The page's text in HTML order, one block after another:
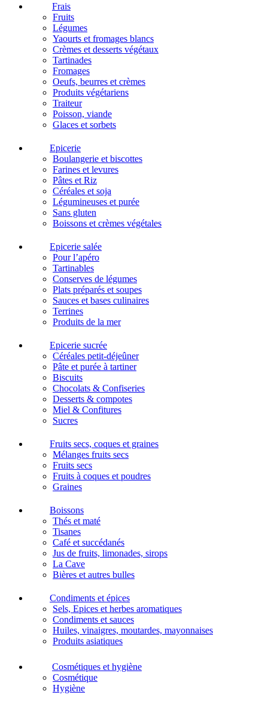
Frais
Fruits
Légumes
Yaourts et fromages blancs
Crèmes et desserts végétaux
Tartinades
Fromages
Oeufs, beurres et crèmes
Produits végétariens
Traiteur
Poisson, viande
Glaces et sorbets
Epicerie
Boulangerie et biscottes
Farines et levures
Pâtes et Riz
Céréales et soja
Légumineuses et purée
Sans gluten
Boissons et crèmes végétales
Epicerie salée
Pour l’apéro
Tartinables
Conserves de légumes
Plats préparés et soupes
Sauces et bases culinaires
Terrines
Produits de la mer
Epicerie sucrée
Céréales petit-déjeûner
Pâte et purée à tartiner
Biscuits
Chocolats & Confiseries
Desserts & compotes
Miel & Confitures
Sucres
Fruits secs, coques et graines
Mélanges fruits secs
Fruits secs
Fruits à coques et poudres
Graines
Boissons
Thés et maté
Tisanes
Café et succédanés
Jus de fruits, limonades, sirops
La Cave
Bières et autres bulles
Condiments et épices
Sels, Epices et herbes aromatiques
Condiments et sauces
Huiles, vinaigres, moutardes, mayonnaises
Produits asiatiques
Cosmétiques et hygiène
Cosmétique
Hygiène